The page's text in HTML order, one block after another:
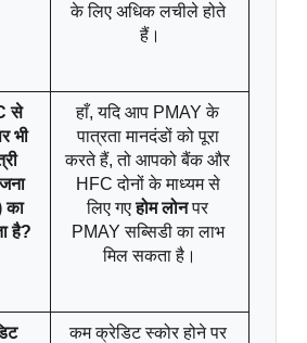
के लिए अधिक लचीले होते
हैं।
से
भी
का
है?
हाँ, यदि आप PMAY के
पात्रता मानदंडों को पूरा
करते हैं, तो आपको बैंक और
HFC दोनों के माध्यम से
लिए गए होम लोन पर
PMAY सब्सिडी का लाभ
मिल सकता है।
कम क्रेडिट स्कोर होने पर